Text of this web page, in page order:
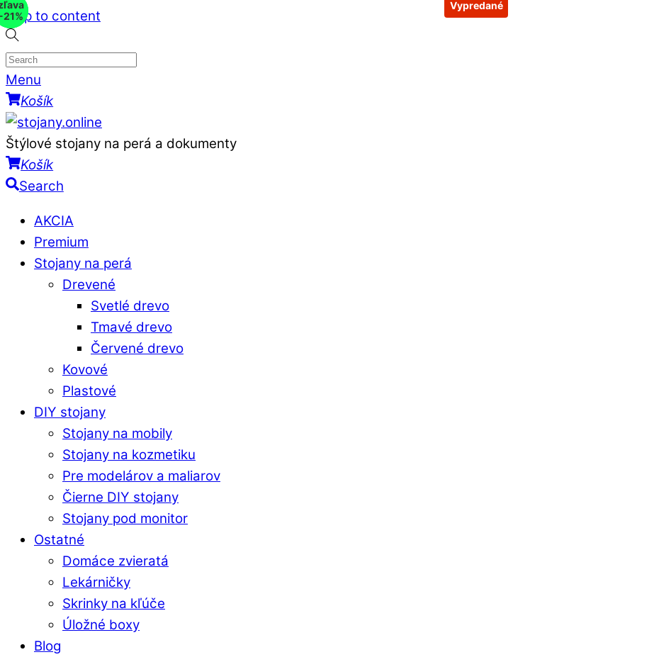
Skip to content
Menu
Košík
Štýlové stojany na perá a dokumenty
Košík
Search
AKCIA
Premium
Stojany na perá
Drevené
Svetlé drevo
Tmavé drevo
Červené drevo
Kovové
Plastové
DIY stojany
Stojany na mobily
Stojany na kozmetiku
Pre modelárov a maliarov
Čierne DIY stojany
Stojany pod monitor
Ostatné
Domáce zvieratá
Lekárničky
Skrinky na kľúče
Úložné boxy
Blog
Vypredané